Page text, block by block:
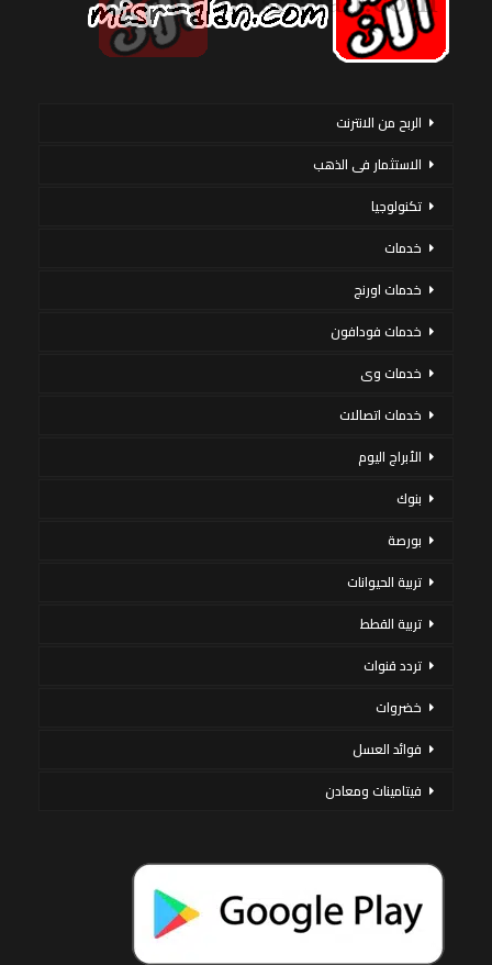
الربح من الانترنت
الاستثمار فى الذهب
تكنولوجيا
خدمات
خدمات اورنج
خدمات فودافون
خدمات وى
خدمات اتصالات
الأبراج اليوم
بنوك
بورصة
تربية الحيوانات
تربية القطط
تردد قنوات
خضروات
فوائد العسل
فيتامينات ومعادن